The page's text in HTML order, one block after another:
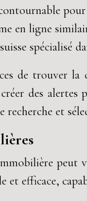
pour
en ligne
spécialisé
de trouver
créer des
recherche et
et efficace,